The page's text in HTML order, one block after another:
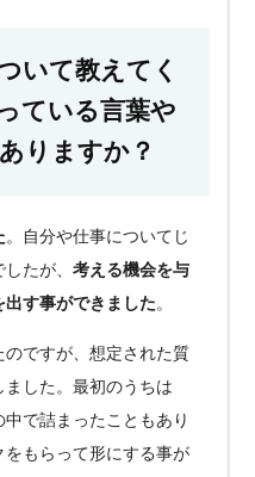
いて教えてく
ている言葉や
りますか？
。自分や仕事についてじ
したが、考える機会を与
出す事ができました 。
ですが、想定された質
した。最初のうちは
で詰まったこともあり
をもらって形にする事が